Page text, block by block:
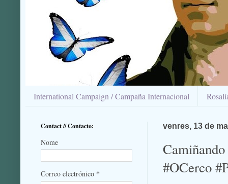
International Campaign / Campaña Internacional
venres, 13 de
#OCerco
Contact // Contacto:
Nome
Correo electrónico *